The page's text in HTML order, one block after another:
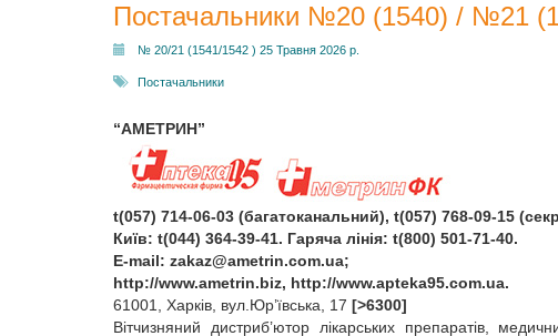
Постачальники №20 (1540) / №21
№ 20/21 (1541/1542 ) 25 Травня 2026 р.
Постачальники
“АМЕТРИН”
t(057) 714-06-03 (багатоканальний), t(057) 768-09-15
Київ: t(044) 364-39-41. Гаряча лінія: t(800) 501-71-40.
E‑mail: zakaz@ametrin.com.ua;
http://www.ametrin.biz, http://www.apteka95.com.ua.
61001, Харків, вул.Юр’ївська, 17 [>6300]
Вітчизняний дистриб’ютор лікарських препаратів,